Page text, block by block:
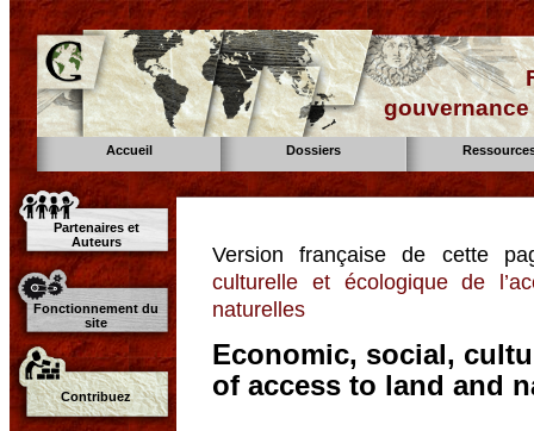
Accueil Dossiers
Partenaires et
Auteurs
Fonctionnement du
site
Contribuez
Version française de cette
culturelle et écologique de
naturelles
Economic, social,
of access to land and